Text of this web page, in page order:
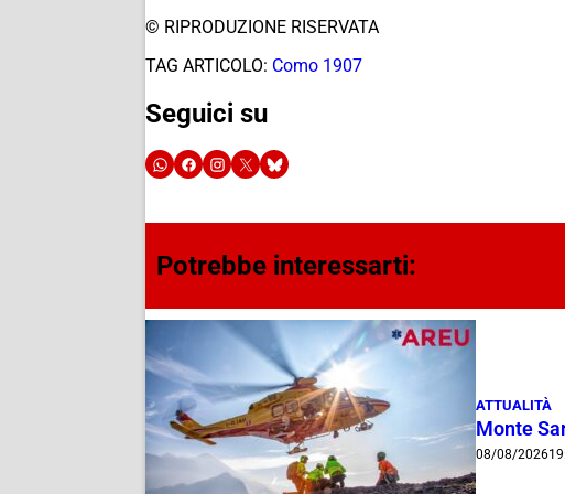
© RIPRODUZIONE RISERVATA
TAG ARTICOLO: Como 1907
Seguici su
Potrebbe interessarti:
ATTUALITÀ
Monte
08/08/2026